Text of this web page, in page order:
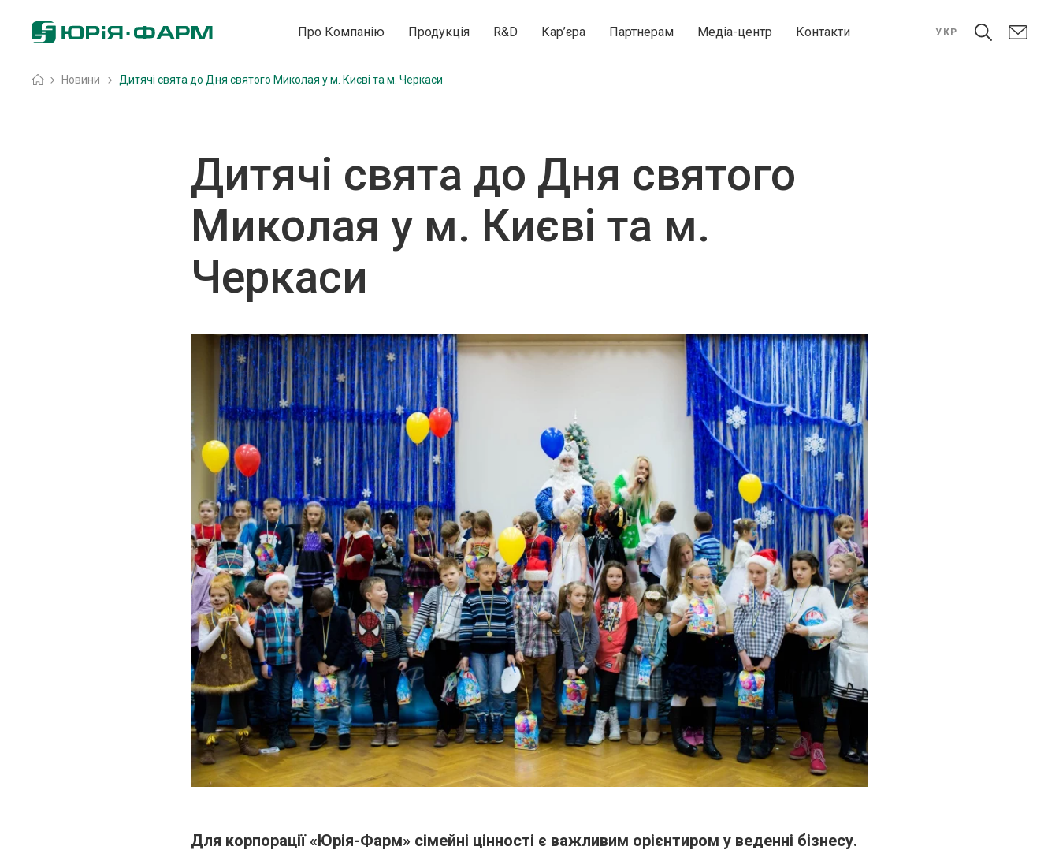
Про Компанію Продукція R&D Кар’єра Партнерам Медіа-центр Контакти УКР
Home
» Новини » Дитячі свята до Дня святого Миколая у м. Києві та м. Черкаси
Дитячі свята до Дня святого
Миколая у м. Києві та м.
Черкаси
Для корпорації «Юрія-Фарм» сімейні цінності є важливим орієнтиром у веденні бізнесу.